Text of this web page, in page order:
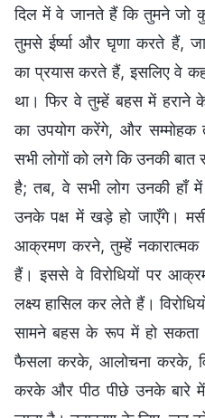
दिल में वे जानते हैं कि तुमने जो
तुमसे ईर्ष्या और घृणा करते हैं,
का प्रयास करते हैं, इसलिए वे
था। फिर वे तुम्हें बहस में हराने
का उपयोग करेंगे, और सम्मोहक
सभी लोगों को लगे कि उनकी
है; तब, वे सभी लोग उनकी हाँ में
उनके पक्ष में खड़े हो जाएँगे।
आक्रमण करने, तुम्हें
हैं। इससे वे विरोधियों पर
लक्ष्य हासिल कर लेते हैं।
सामने बहस के रूप में हो सकता
फैसला करके, आलोचना करके,
करके और पीठ पीछे उनके बारे